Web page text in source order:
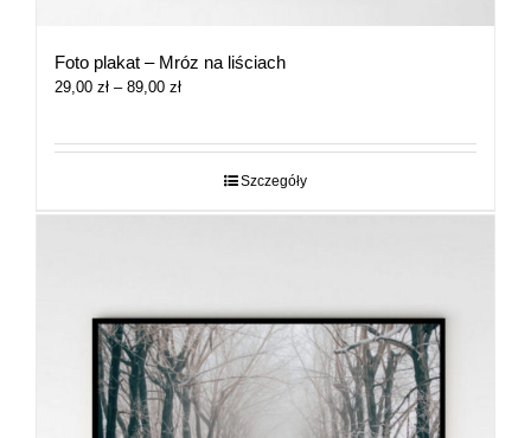
Foto plakat – Mróz na liściach
29,00 zł – 89,00 złZakres
29,00 zł
Szczegóły